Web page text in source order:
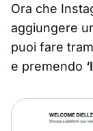
Ora che
aggiungere
puoi fare
e premendo